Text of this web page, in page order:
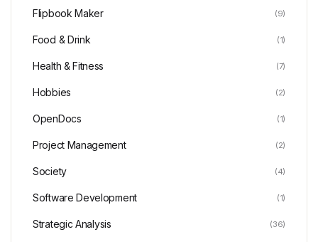
Flipbook Maker (9)
Food & Drink (1)
Health & Fitness (7)
Hobbies (2)
OpenDocs (1)
Project Management (2)
Society (4)
Software Development (1)
Strategic Analysis (36)